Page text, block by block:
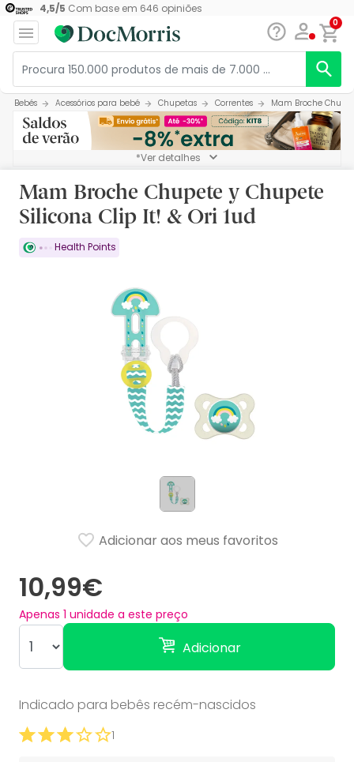
4,5/5 Com base em 646 opiniões
0
Bebés Acessórios para bebé Chupetas Correntes Mam Broche
*Ver detalhes
Mam Broche Chupete y Chupete
Silicona Clip It! & Ori 1ud
Health Points
10,99€
Apenas 1 unidade a este preço
Adicionar
Adicionar aos meus favoritos
Indicado para bebês recém-nascidos
1